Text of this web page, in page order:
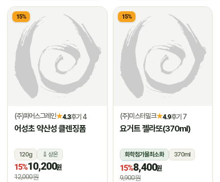
15%
(주)파머스그레인★4.3후기 4
어성초 약산성 클렌징폼
120g 상온
15%10,200원
12,000원
15%
(주)미스터밀크★4.9후기 7
요거트 젤라또(370ml)
화학첨가물최소화
370ml
냉동
15%8,400원
9,900원